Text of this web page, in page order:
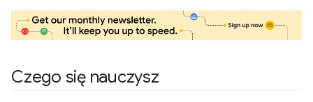
Czego się nauczysz